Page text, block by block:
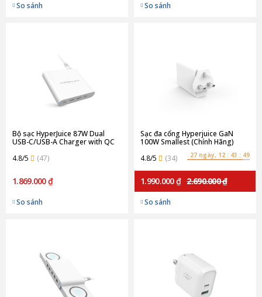
So sánh So sánh
Bộ sạc HyperJuice 87W Dual
USB-C/USB-A Charger with QC
4.8/5
(47)
1.869.000 ₫
So sánh
Sạc đa cổng Hyperjuice GaN
100W Smallest (Chính Hãng)
4.8/5
(34) 27 ngày, 12 : 43 : 49
1.990.000 ₫ 2.690.000 ₫
So sánh